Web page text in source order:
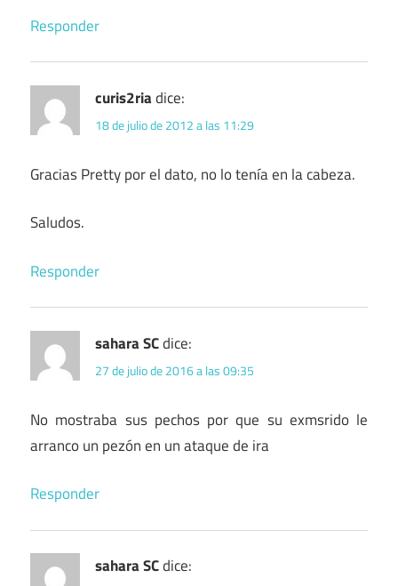
Responder
curis2riadice:
18 de julio de 2012 a las 11:29
Gracias Pretty por el dato, no lo tenía en la cabeza.
Saludos.
Responder
sahara SCdice:
27 de julio de 2016 a las 09:35
No mostraba sus pechos por que su exmsrido le
arranco un pezón en un ataque de ira
Responder
sahara SCdice: